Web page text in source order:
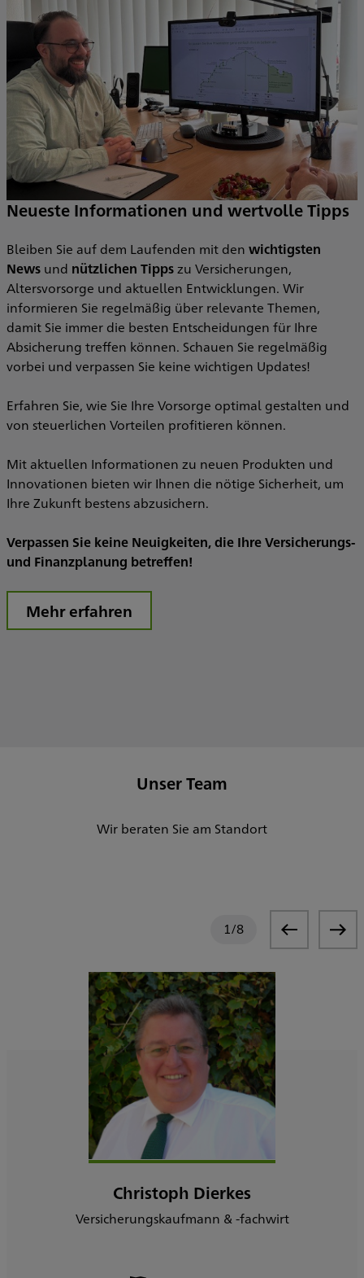
Neueste Informationen und wertvolle Tipps
Bleiben Sie auf dem Laufenden mit den wichtigsten
News und nützlichen Tipps zu Versicherungen,
Altersvorsorge und aktuellen Entwicklungen. Wir
informieren Sie regelmäßig über relevante Themen,
damit Sie immer die besten Entscheidungen für Ihre
Absicherung treffen können. Schauen Sie regelmäßig
vorbei und verpassen Sie keine wichtigen Updates!
Erfahren Sie, wie Sie Ihre Vorsorge optimal gestalten und
von steuerlichen Vorteilen profitieren können.
Mit aktuellen Informationen zu neuen Produkten und
Innovationen bieten wir Ihnen die nötige Sicherheit, um
Ihre Zukunft bestens abzusichern.
Verpassen Sie keine Neuigkeiten, die Ihre Versicherungs-
und Finanzplanung betreffen!
Mehr erfahren
Unser Team
Wir beraten Sie am Standort
1/8
Christoph Dierkes
Versicherungskaufmann & -fachwirt